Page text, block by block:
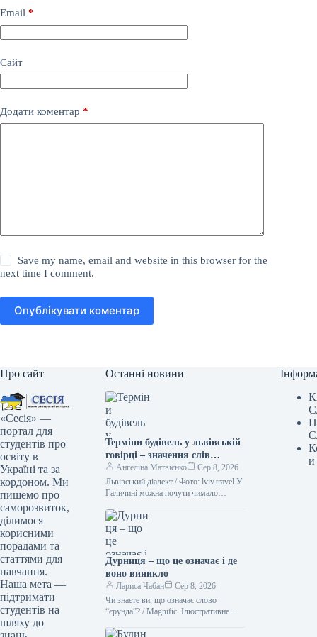
Email *
Сайт
Додати коментар *
Save my name, email and website in this browser for the
next time I comment.
Опублікувати коментар
Про сайт
«Сесія» —
портал для
студентів про
освіту в
Україні та за
кордоном. Ми
пишемо про
саморозвиток,
ділимося
корисними
порадами та
статтями для
навчання.
Наша мета —
підтримати
студентів на
шляху до
Останні новини
Терміни будівель у львівській
говірці – значення слів
“двірець”, “креденс”,
“кнайпа”
Ангеліна Матвієнко
Сер 8, 2026
Львівський діалект / Фото: lviv.travel У
Галичині можна почути чимало
спантеличити навіть досвідченого
мандрівника.…
Дурниця – що це означає і де
воно виникло
Лариса Чабан
Сер 8, 2026
Чи знаєте ви, що означає слово
“єрунда”? / Magnific. Ілюстративне
виявляється цікавішою за його
и